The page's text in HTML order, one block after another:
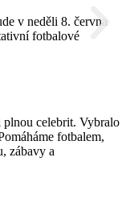
v neděli 8. června
fotbalové
celebrit. Vybralo
fotbalem,
zábavy a